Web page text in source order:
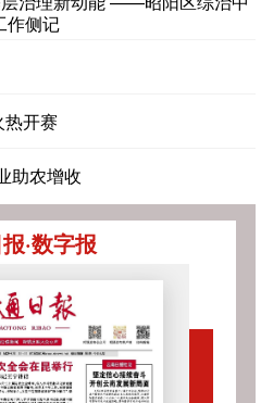
作侧记
热开赛
助农增收
·数字报